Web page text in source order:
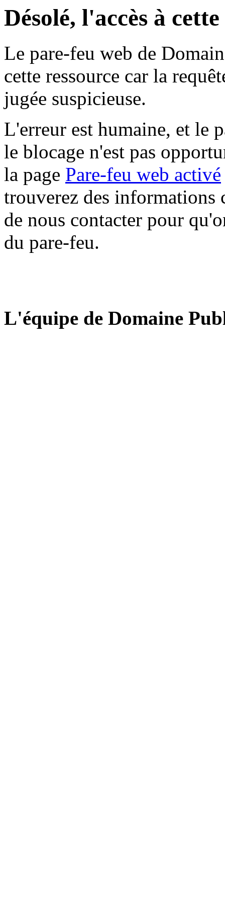
Désolé, l'accès à
Le pare-feu web de
cette ressource car la
jugée suspicieuse.
L'erreur est humaine, et le
le blocage n'est pas
la page Pare-feu web activé
trouverez des informations
de nous contacter pour
du pare-feu.
L'équipe de Domaine